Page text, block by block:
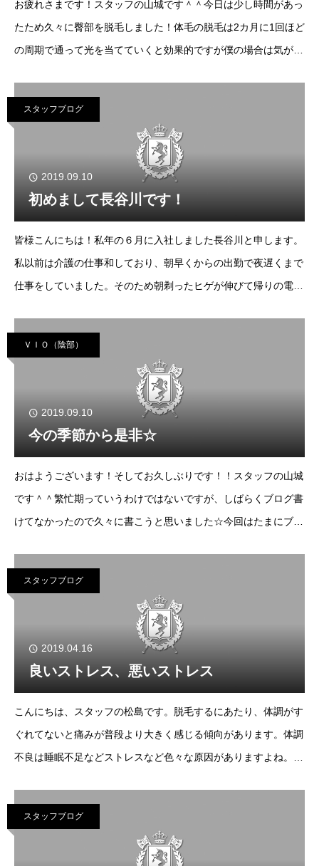
お疲れさまです！スタッフの山城です＾＾今日は少し時間があっ
たため久々に臀部を脱毛しました！体毛の脱毛は2カ月に1回ほど
の周期で通って光を当てていくと効果的ですが僕の場合は気が向
に1回やらないとなかなか減らないもの
スタッフブログ
2019.09.10
初めまして長谷川です！
皆様こんにちは！私年の６月に入社しました長谷川と申します。
私以前は介護の仕事和しており、朝早くからの出勤で夜遅くまで
仕事をしていました。そのため朝剃ったヒゲが伸びて帰りの電車
りに悩まなくなり、人目も気にしなくて済む様に
ＶＩＯ（陰部）
2019.09.10
今の季節から是非☆
おはようございます！そしてお久しぶりです！！スタッフの山城
です＾＾繁忙期っていうわけではないですが、しばらくブログ書
けてなかったので久々に書こうと思いました☆今回はたまにブロ
伝えしたいと思います！まさにこれからが
スタッフブログ
2019.04.16
良いストレス、悪いストレス
こんにちは、スタッフの松島です。脱毛するにあたり、体調がす
ぐれてないと痛みが普段より大きく感じる傾向があります。体調
不良は睡眠不足などストレスなど色々な原因がありますよね。そ
前回ブログのほうにストレス
スタッフブログ